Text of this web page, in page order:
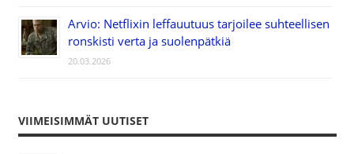
Arvio: Netflixin leffauutuus tarjoilee suhteellisen
ronskisti verta ja suolenpätkiä
20.03.2026
VIIMEISIMMÄT UUTISET